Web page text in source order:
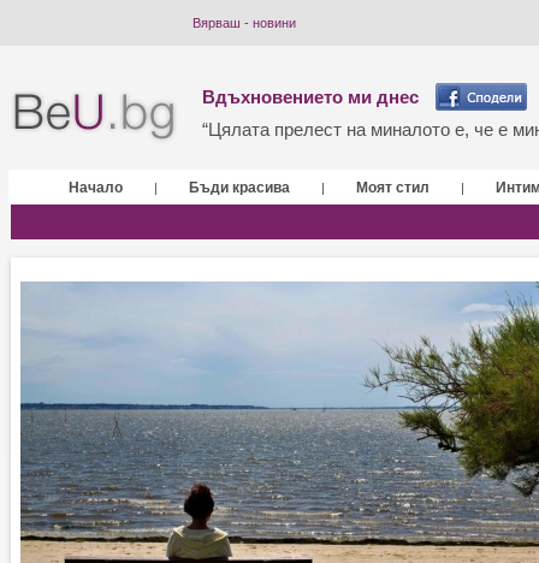
Вярваш - новини
Вдъхновението ми днес
“Цялата прелест на миналото е, че е
Начало | Бъди красива | Моят стил |